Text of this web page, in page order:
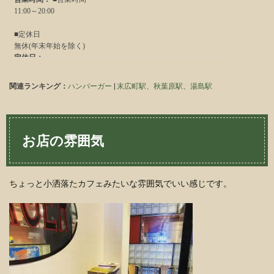
関連ランキング： ハンバーガー | 末広町駅、 秋葉原駅、 湯島駅
お店の雰囲気
ちょっと小洒落たカフェみたいな雰囲気でいい感じです。